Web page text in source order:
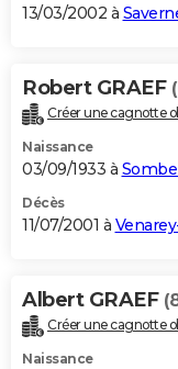
13/03/2002 à
Robert GRAEF
Créer une cagnotte
Naissance
03/09/1933 à
Décès
11/07/2001 à
Albert GRAEF
Créer une cagnotte
Naissance